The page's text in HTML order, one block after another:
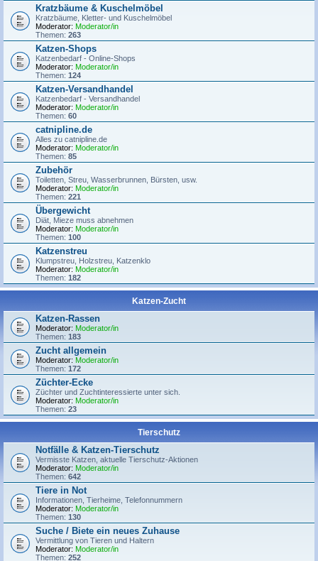
Kratzbäume & Kuschelmöbel
Kratzbäume, Kletter- und Kuschelmöbel
Moderator: Moderator/in
Themen: 263
Katzen-Shops
Katzenbedarf - Online-Shops
Moderator: Moderator/in
Themen: 124
Katzen-Versandhandel
Katzenbedarf - Versandhandel
Moderator: Moderator/in
Themen: 60
catnipline.de
Alles zu catnipline.de
Moderator: Moderator/in
Themen: 85
Zubehör
Toiletten, Streu, Wasserbrunnen, Bürsten, usw.
Moderator: Moderator/in
Themen: 221
Übergewicht
Diät, Mieze muss abnehmen
Moderator: Moderator/in
Themen: 100
Katzenstreu
Klumpstreu, Holzstreu, Katzenklo
Moderator: Moderator/in
Themen: 182
Katzen-Zucht
Katzen-Rassen
Moderator: Moderator/in
Themen: 183
Zucht allgemein
Moderator: Moderator/in
Themen: 172
Züchter-Ecke
Züchter und Zuchtinteressierte unter sich.
Moderator: Moderator/in
Themen: 23
Tierschutz
Notfälle & Katzen-Tierschutz
Vermisste Katzen, aktuelle Tierschutz-Aktionen
Moderator: Moderator/in
Themen: 642
Tiere in Not
Informationen, Tierheime, Telefonnummern
Moderator: Moderator/in
Themen: 130
Suche / Biete ein neues Zuhause
Vermittlung von Tieren und Haltern
Moderator: Moderator/in
Themen: 252